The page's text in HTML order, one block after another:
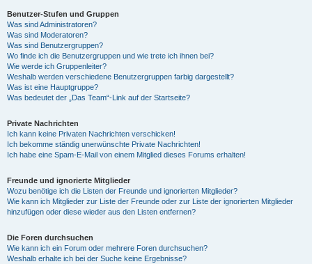
V
d
e
o
Benutzer-Stufen und Gruppen
Was sind Administratoren?
Was sind Moderatoren?
Was sind Benutzergruppen?
Wo finde ich die Benutzergruppen und wie trete ich ihnen bei?
Wie werde ich Gruppenleiter?
Weshalb werden verschiedene Benutzergruppen farbig dargestellt?
Was ist eine Hauptgruppe?
Was bedeutet der „Das Team“-Link auf der Startseite?
Private Nachrichten
Ich kann keine Privaten Nachrichten verschicken!
Ich bekomme ständig unerwünschte Private Nachrichten!
Ich habe eine Spam-E-Mail von einem Mitglied dieses Forums erhalten!
Freunde und ignorierte Mitglieder
Wozu benötige ich die Listen der Freunde und ignorierten Mitglieder?
Wie kann ich Mitglieder zur Liste der Freunde oder zur Liste der ignorierten Mitglieder
hinzufügen oder diese wieder aus den Listen entfernen?
Die Foren durchsuchen
Wie kann ich ein Forum oder mehrere Foren durchsuchen?
Weshalb erhalte ich bei der Suche keine Ergebnisse?